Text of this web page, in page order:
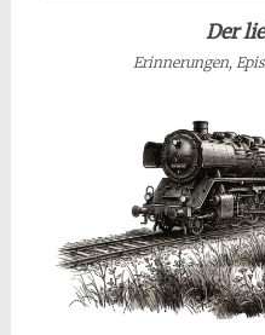
Der
Erinnerungen,